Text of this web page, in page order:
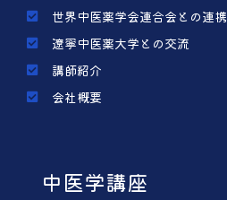
世界中医薬学会連合会との連携
遼寧中医薬大学との交流
講師紹介
会社概要
中医学講座